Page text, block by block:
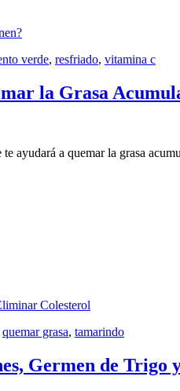
verde, resfriado, vitamina c
la Grasa
ayudará a quemar la grasa
Colesterol
quemar grasa, tamarindo
Germen de